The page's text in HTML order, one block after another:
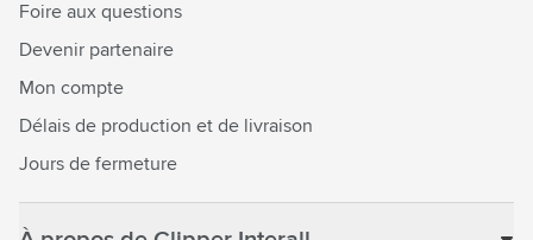
Foire aux questions
Devenir partenaire
Mon compte
Délais de production et de livraison
Jours de fermeture